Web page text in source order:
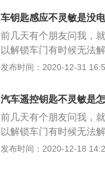
般情况下虽然在按下遥
充足。所以出现这个问
的问题导致的不灵敏，
接收器天线短路，导致
因，车辆停靠在了有信
车钥匙感应不灵敏是没
前几天有个朋友问我，
以解锁车门有时候无法
下汽车钥匙不灵敏是什
端天线接收到信号，经
作。从工作原理我们可
在干扰源，干扰汽车钥
所有后加装设备全部拆
号也会导致出现失灵。
发布时间：2020-12-31
汽车遥控钥匙不灵敏是
前几天有个朋友问我，
以解锁车门有时候无法
下汽车钥匙不灵敏是什
发布时间：2020-12-18